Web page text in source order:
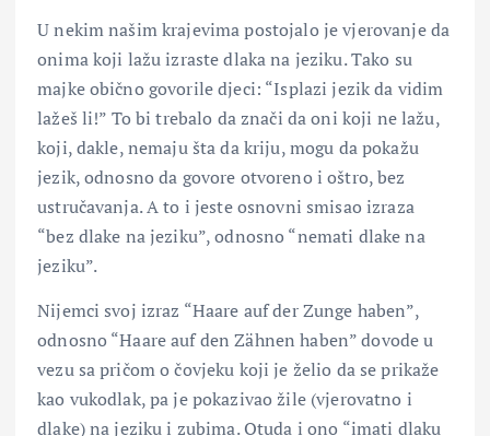
U nekim našim krajevima postojalo je vjerovanje da
onima koji lažu izraste dlaka na jeziku. Tako su
majke obično govorile djeci: “Isplazi jezik da vidim
lažeš li!” To bi trebalo da znači da oni koji ne lažu,
koji, dakle, nemaju šta da kriju, mogu da pokažu
jezik, odnosno da govore otvoreno i oštro, bez
ustručavanja. A to i jeste osnovni smisao izraza
“bez dlake na jeziku”, odnosno “nemati dlake na
jeziku”.
Nijemci svoj izraz “Haare auf der Zunge haben”,
odnosno “Haare auf den Zähnen haben” dovode u
vezu sa pričom o čovjeku koji je želio da se prikaže
kao vukodlak, pa je pokazivao žile (vjerovatno i
dlake) na jeziku i zubima. Otuda i ono “imati dlaku